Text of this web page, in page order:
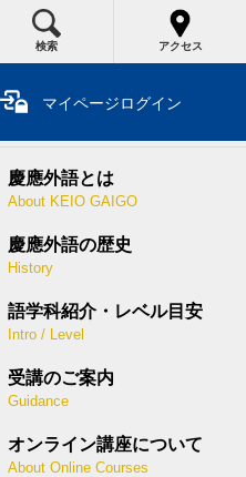
検索 アクセス
Japanese
English
マイページログイン
慶應外語とは
About KEIO GAIGO
慶應外語の歴史
History
語学科紹介・レベル目安
Intro / Level
受講のご案内
Guidance
オンライン講座について
About Online Courses